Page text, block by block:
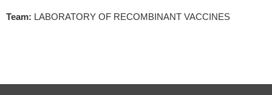
Team: LABORATORY OF RECOMBINANT VACCINES